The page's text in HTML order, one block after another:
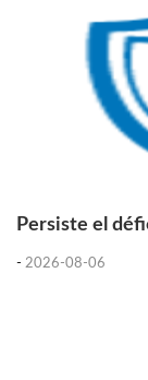
Persiste el
- 2026-08-06